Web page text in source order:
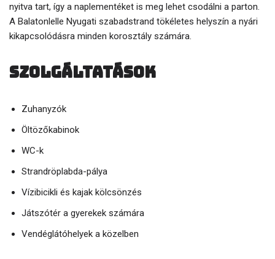
nyitva tart, így a naplementéket is meg lehet csodálni a parton.
A Balatonlelle Nyugati szabadstrand tökéletes helyszín a nyári
kikapcsolódásra minden korosztály számára.
Szolgáltatások
Zuhanyzók
Öltözőkabinok
WC-k
Strandröplabda-pálya
Vízibicikli és kajak kölcsönzés
Játszótér a gyerekek számára
Vendéglátóhelyek a közelben